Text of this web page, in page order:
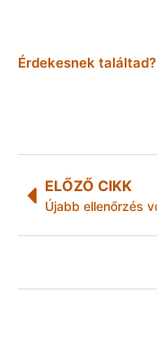
Érdekesnek
ELŐZŐ CIKK